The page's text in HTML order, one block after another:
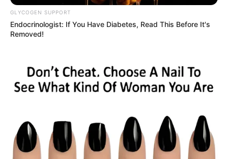
GLYCOGEN SUPPORT
Endocrinologist: If You Have Diabetes, Read This Before It's
Removed!